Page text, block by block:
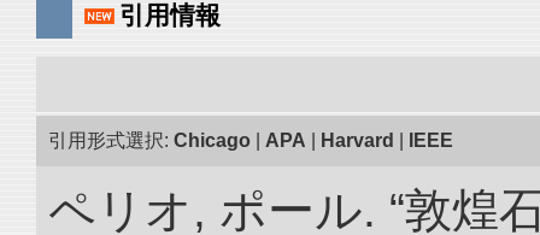
引用情報
引用形式選択: Chicago APA Harvard IEEE
ペリオ, ポール. “敦煌